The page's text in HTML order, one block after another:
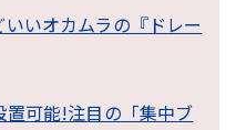
いオカムラの『ドレー
可能!注目の「集中ブ